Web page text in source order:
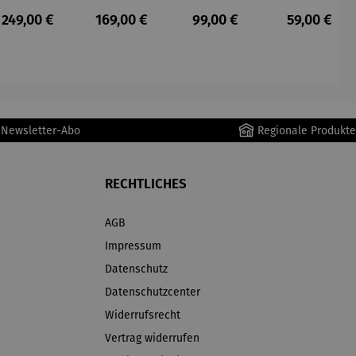
Staubsau
ger
Regulärer Preis:
249,00 €
Staubsau
ger DS02
Regulärer Preis:
169,00 €
uber
Regulärer Preis:
99,00 €
tteuse
Regulärer
59,00 €
Abo Regionale Produkte
RECHTLICHES
AGB
Impressum
Datenschutz
Datenschutzcenter
Widerrufsrecht
Vertrag widerrufen